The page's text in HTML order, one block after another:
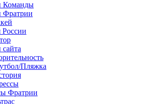
Команды
Фратрии
России
Пляжка
Фратрии